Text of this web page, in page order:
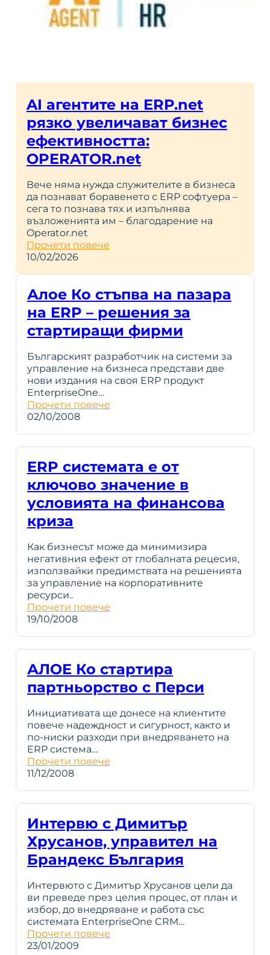
AI агентите на ERP.net
рязко увеличават бизнес
ефективността:
OPERATOR.net
Вече няма нужда служителите в бизнеса
да познават боравенето с ERP софтуера –
сега то познава тях и изпълнява
възложенията им – благодарение на
Operator.net
Прочети повече
10/02/2026
Алое Ко стъпва на пазара
на ERP – решения за
стартиращи фирми
Българският разработчик на системи за
управление на бизнеса представи две
нови издания на своя ERP продукт
EnterpriseOne…
Прочети повече
02/10/2008
ERP системата е от
ключово значение в
условията на финансова
криза
Как бизнесът може да минимизира
негативния ефект от глобалната рецесия,
използвайки предимствата на решенията
за управление на корпоративните
ресурси..
Прочети повече
19/10/2008
АЛОЕ Ко стартира
партньорство с Перси
Инициативата ще донесе на клиентите
повече надеждност и сигурност, както и
по-ниски разходи при внедряването на
ERP система…
Прочети повече
11/12/2008
Интервю с Димитър
Хрусанов, управител на
Брандекс България
Интервюто с Димитър Хрусанов цели да
ви преведе през целия процес, от план и
избор, до внедряване и работа със
системата EnterpriseOne CRM…
Прочети повече
23/01/2009